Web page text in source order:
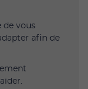
de vous
afin de